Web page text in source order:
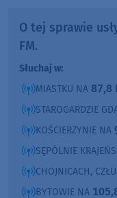
O tej sprawie
FM.
Słuchaj w:
MIASTKU NA 87,8
STAROGARDZIE
KOŚCIERZYNIE NA
SĘPÓLNIE
CHOJNICACH,
BYTOWIE NA